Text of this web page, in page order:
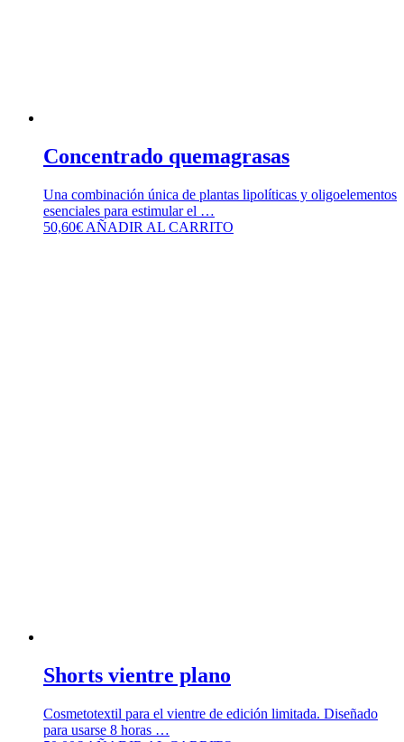
Concentrado quemagrasas
Una combinación única de plantas lipolíticas y oligoelementos
esenciales para estimular el …
50,60€ AÑADIR AL CARRITO
Shorts vientre plano
Cosmetotextil para el vientre de edición limitada. Diseñado
para usarse 8 horas …